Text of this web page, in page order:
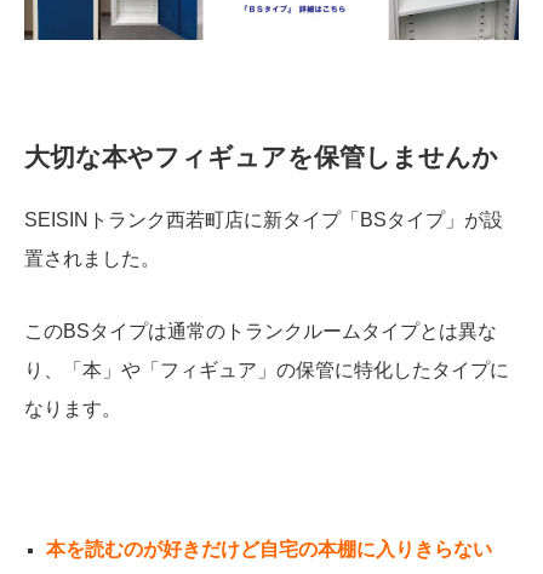
大切な本やフィギュアを保管しませんか
SEISINトランク西若町店に新タイプ「BSタイプ」が設
置されました。
このBSタイプは通常のトランクルームタイプとは異な
り、「本」や「フィギュア」の保管に特化したタイプに
なります。
本を読むのが好きだけど自宅の本棚に入りきらない